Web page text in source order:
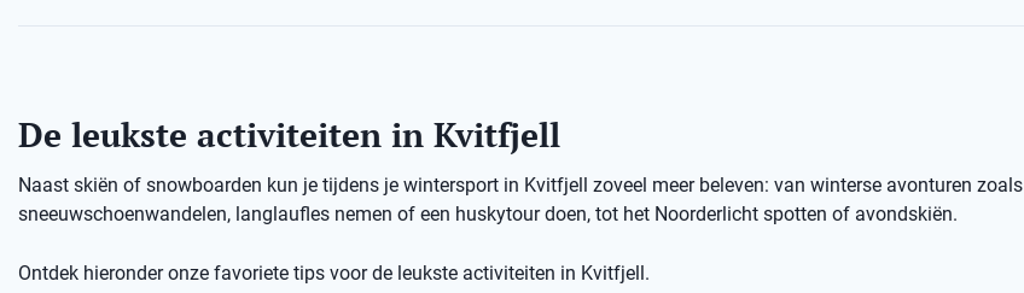
De leukste activiteiten in Kvitfjell
Naast skiën of snowboarden kun je tijdens je wintersport in Kvitfjell zoveel meer beleven: van winterse avonturen zoals
sneeuwschoenwandelen, langlaufles nemen of een huskytour doen, tot het Noorderlicht spotten of avondskiën.
Ontdek hieronder onze favoriete tips voor de leukste activiteiten in Kvitfjell.